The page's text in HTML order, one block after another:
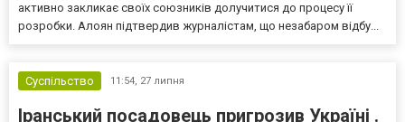
активно закликає своїх союзників долучитися до процесу її
розробки. Алоян підтвердив журналістам, що незабаром відбу...
Суспільство 11:54, 27 липня
Іранський посадовець пригрозив Україні .